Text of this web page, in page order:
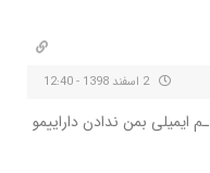
2 اسفند 1398 - 12:40
ادمین جان امروز 2 اسفنده اگه تا 11 ـم ایمیلی بمن ندادن داراییمو